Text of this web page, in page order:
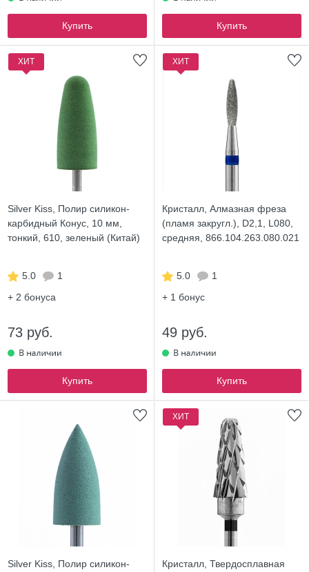
Купить Купить
ХИТ
Silver Kiss, Полир силикон-
карбидный Конус, 10 мм,
тонкий, 610, зеленый (Китай)
5.0
1
+ 2 бонуса
73 руб.
Купить
ХИТ
Кристалл, Алмазная фреза
(пламя закругл.), D2,1, L080,
средняя, 866.104.263.080.021
5.0
1
+ 1 бонус
49 руб.
Купить
Silver Kiss, Полир силикон-
ХИТ
Кристалл, Твердосплавная